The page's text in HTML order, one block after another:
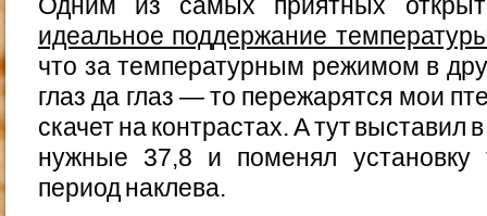
идеальное поддержание
что за температурным режимом в
глаз да глаз — то пережарятся мои
скачет на контрастах. А тут
нужные 37,8 и поменял установку
период наклева.